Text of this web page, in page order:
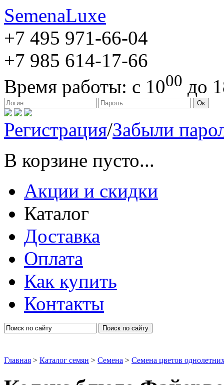
SemenaLuxe
+7 495 971-66-04
+7 985 614-17-66
Время работы: с 1000 до
127473, г. Москва, ул. Краснопролетарская, д. 16, стр. 1 Ок
Регистрация/Забыли
В корзине пусто...
Акции и скидки
Каталог
Доставка
Оплата
Как купить
Контакты
Поиск по сайту
Главная > Каталог семян > Семена > Семена цветов